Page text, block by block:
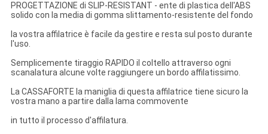
PROGETTAZIONE di SLIP-RESISTANT - ente di plastica dell'ABS
solido con la media di gomma slittamento-resistente del fondo
la vostra affilatrice è facile da gestire e resta sul posto durante
l'uso.
Semplicemente tiraggio RAPIDO il coltello attraverso ogni
scanalatura alcune volte raggiungere un bordo affilatissimo.
La CASSAFORTE la maniglia di questa affilatrice tiene sicuro la
vostra mano a partire dalla lama commovente
in tutto il processo d'affilatura.